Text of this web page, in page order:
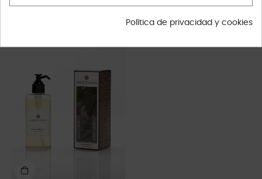
Política de privacidad y cookies